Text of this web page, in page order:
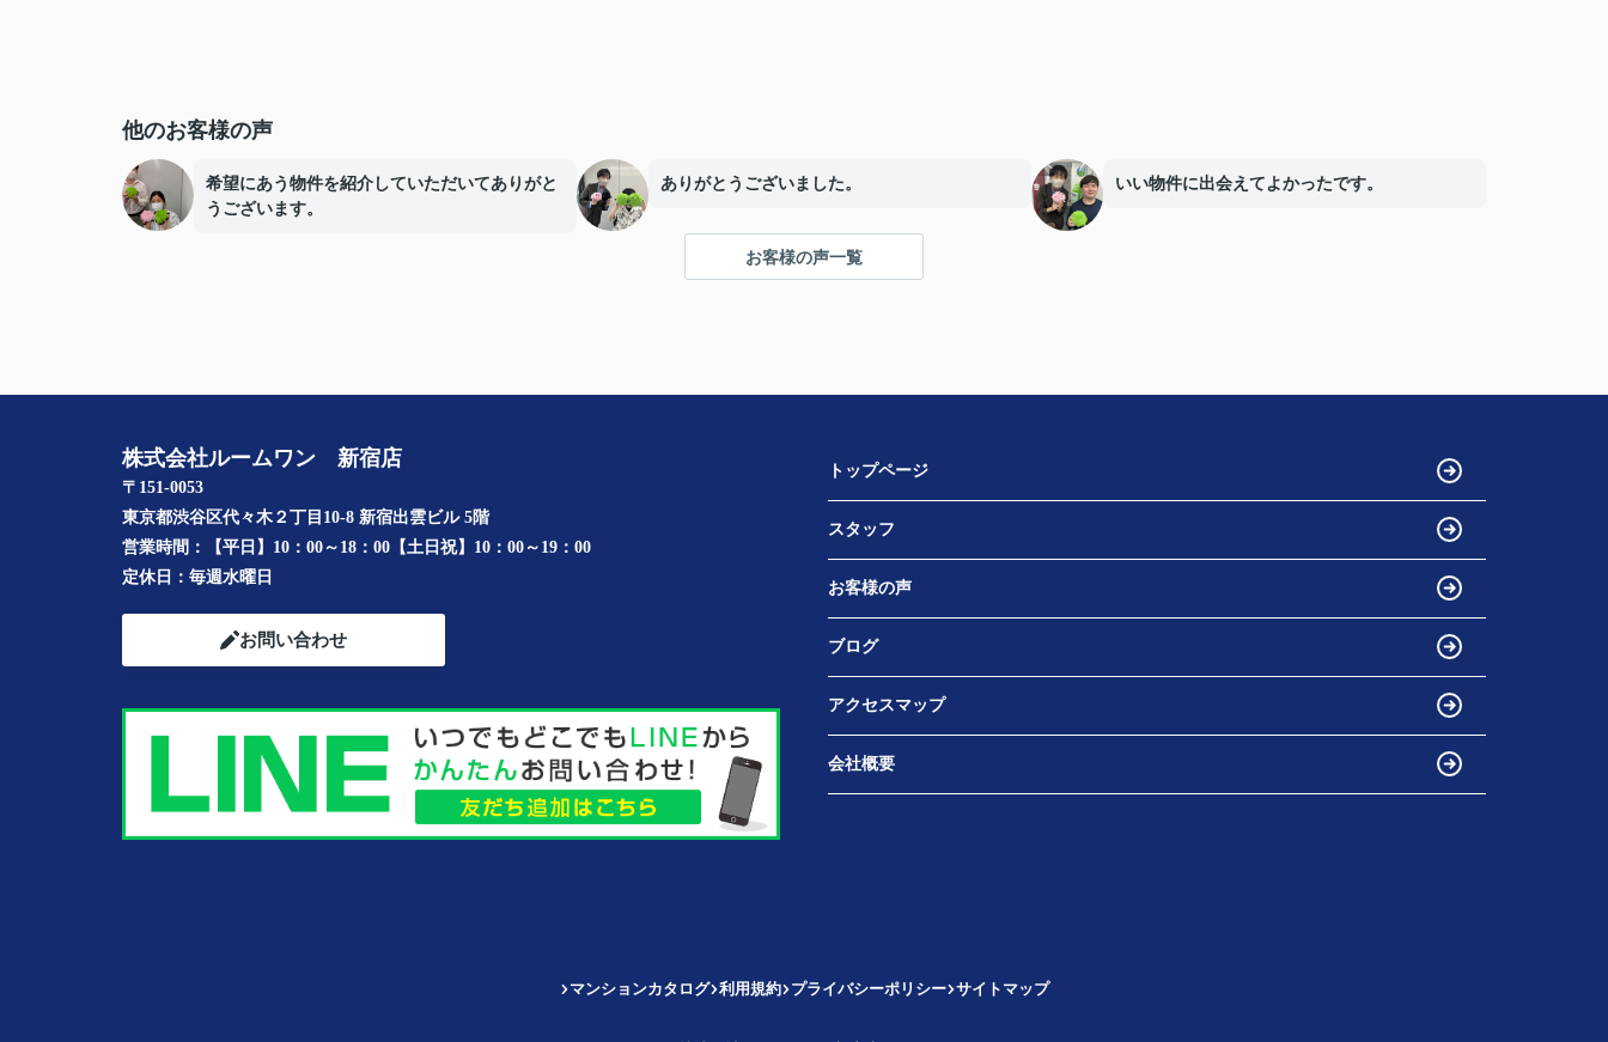
他のお客様の声
希望にあう物件を紹介していただいてありがと
うございます。
ありがとうございました。 いい物件に出会えてよかったです。
お客様の声一覧
株式会社ルームワン 新宿店
〒151-0053
東京都渋谷区代々木２丁目10-8 新宿出雲ビル 5階
営業時間：
【平日】10：00～18：00【土日祝】10：00～19：00
定休日： 毎週水曜日
お問い合わせ
トップページ
スタッフ
お客様の声
ブログ
アクセスマップ
会社概要
マンションカタログ 利用規約 プライバシーポリシー サイトマップ